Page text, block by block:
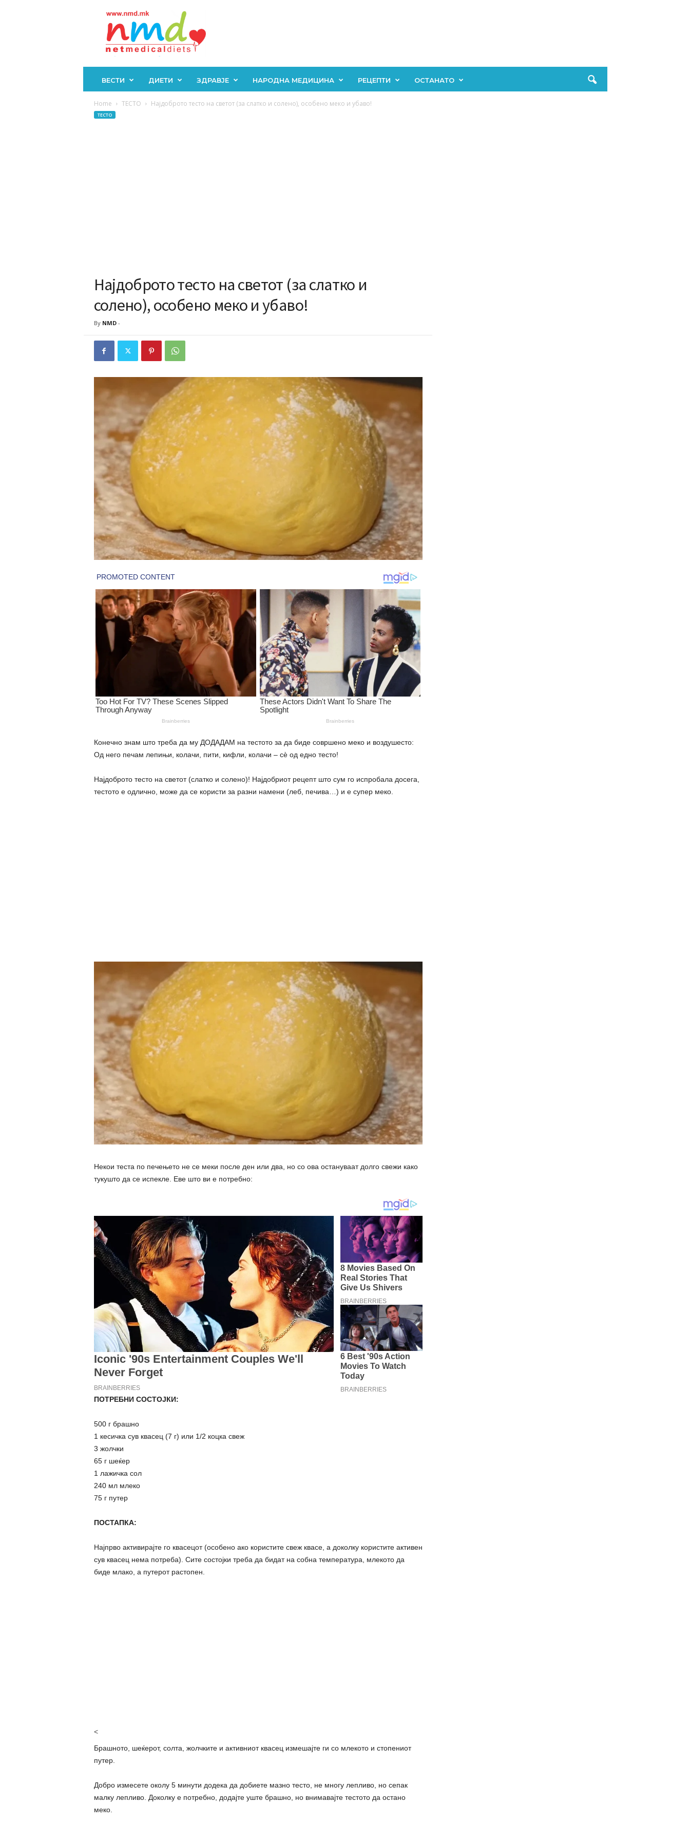
ВЕСТИ ДИЕТИ ЗДРАВЈЕ НАРОДНА МЕДИЦИНА РЕЦЕПТИ ОСТАНАТО
Home ТЕСТО Најдоброто тесто на светот (за слатко и солено), особено меко и убаво!
ТЕСТО
Најдоброто тесто на светот (за слатко и
солено), особено меко и убаво!
By NMD-
Конечно знам што треба да му ДОДАДАМ на тестото за да биде совршено меко и воздушесто:
Од него печам лепињи, колачи, пити, кифли, колачи – сè од едно тесто!
Најдоброто тесто на светот (слатко и солено)! Најдобриот рецепт што сум го испробала досега,
тестото е одлично, може да се користи за разни намени (леб, печива…) и е супер меко.
Некои теста по печењето не се меки после ден или два, но со ова остануваат долго свежи како
тукушто да се испекле. Еве што ви е потребно:
ПОТРЕБНИ СОСТОЈКИ:
500 г брашно
1 кесичка сув квасец (7 г) или 1/2 коцка свеж
3 жолчки
65 г шеќер
1 лажичка сол
240 мл млеко
75 г путер
ПОСТАПКА:
Најпрво активирајте го квасецот (особено ако користите свеж квасе, а доколку користите активен
сув квасец нема потреба). Сите состојки треба да бидат на собна температура, млекото да
биде млако, а путерот растопен.
<
Брашното, шеќерот, солта, жолчките и активниот квасец измешајте ги со млекото и стопениот
путер.
Добро измесете околу 5 минути додека да добиете мазно тесто, не многу лепливо, но сепак
малку лепливо. Доколку е потребно, додајте уште брашно, но внимавајте тестото да остано
меко.